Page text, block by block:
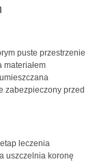
puste przestrzenie
materiałem
zabezpieczony przed
leczenia
uszczelnia koronę